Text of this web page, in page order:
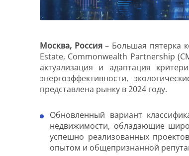
Москва, Россия– Большая пятерка
Estate, Commonwealth Partnership
актуализация и адаптация
энергоэффективности,
представлена рынку в 2024 году.
Обновленный вариант
недвижимости, обладающие
успешно реализованных
опытом и общепризнанной